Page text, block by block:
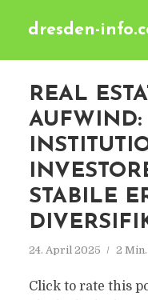
dresden-
REAL
AUFWIND:
STABILE
24. April 2025 2
Click to rate this